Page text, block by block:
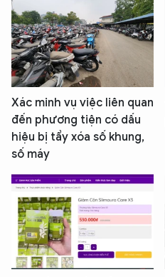
Xác minh vụ việc liên quan
đến phương tiện có dấu
hiệu bị tẩy xóa số khung,
số máy